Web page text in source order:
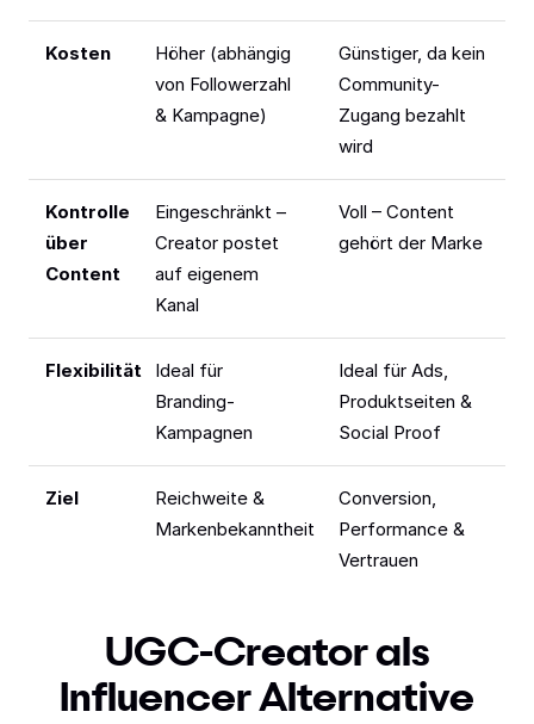
Kosten
Höher (abhängig
von Followerzahl
& Kampagne)
Günstiger, da kein
Community-
Zugang bezahlt
wird
Kontrolle
über
Content
Eingeschränkt –
Creator postet
auf eigenem
Kanal
Voll – Content
gehört der Marke
Flexibilität
Ideal für
Branding-
Kampagnen
Ideal für Ads,
Produktseiten &
Social Proof
Ziel
Reichweite &
Markenbekanntheit
Conversion,
Performance &
Vertrauen
UGC-Creator als
Influencer Alternative